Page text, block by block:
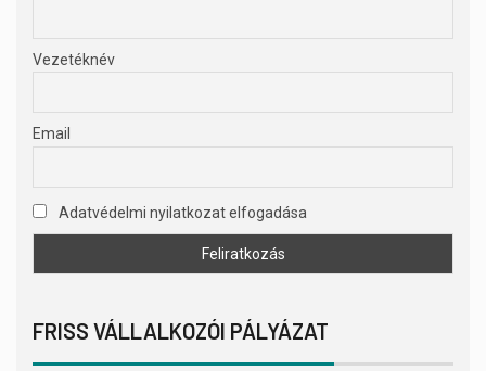
Vezetéknév
Email
Adatvédelmi nyilatkozat elfogadása
FRISS VÁLLALKOZÓI PÁLYÁZAT